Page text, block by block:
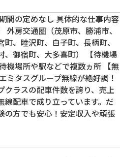
間の定めなし 具体的な仕事内容
外房交通圏（茂原市、勝浦市、
町、睦沢町、白子町、長柄町、
、御宿町、大多喜町） 【待機場
機場所や駅などで複数ヵ所 【無
ミタスグループ無線が絶好調！
クラスの配車件数を誇り、売上
線配車で成り立っています。だ
の方でも安心！安定収入や頑張